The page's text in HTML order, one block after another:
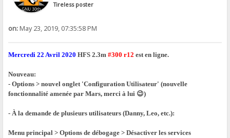
Tireless poster
on:May 23, 2019, 07:35:58 PM
Mercredi 22 Avril 2020 HFS 2.3m#300 r12 est en ligne.
Nouveau:
- Options > nouvel onglet 'Configuration Utilisateur' (nouvelle
fonctionnalité amenée par Mars, merci à lui 😉)
- À la demande de plusieurs utilisateurs (Danny, Leo, etc.):
Menu principal > Options de débogage > Désactiver les services